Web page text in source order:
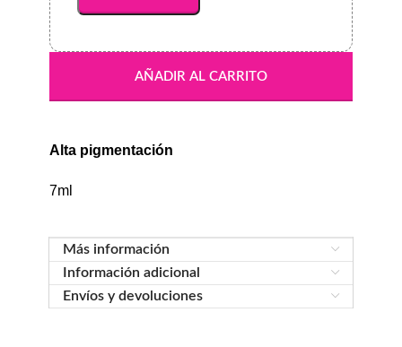
AÑADIR AL CARRITO
Alta pigmentación
7ml
Más información
Información adicional
Envíos y devoluciones